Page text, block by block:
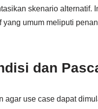
skenario alternatif.
umum meliputi
dan
agar use case dapat